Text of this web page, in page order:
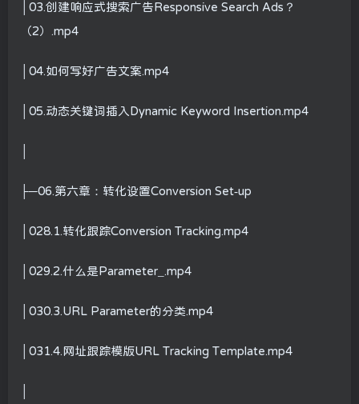
│03.创建响应式搜索广告Responsive Search Ads？
（2）.mp4
│04.如何写好广告文案.mp4
│05.动态关键词插入Dynamic Keyword Insertion.mp4
├─06.第六章：转化设置Conversion Set-up
│028.1.转化跟踪Conversion Tracking.mp4
│029.2.什么是Parameter_.mp4
│030.3.URL Parameter的分类.mp4
│031.4.网址跟踪模版URL Tracking Template.mp4